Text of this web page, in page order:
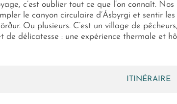
c’est oublier tout ce que l’on connaît.
le canyon circulaire d’Ásbyrgi et sentir
Ou plusieurs. C’est un village de
de délicatesse : une expérience thermale et
ITINÉRAIRE